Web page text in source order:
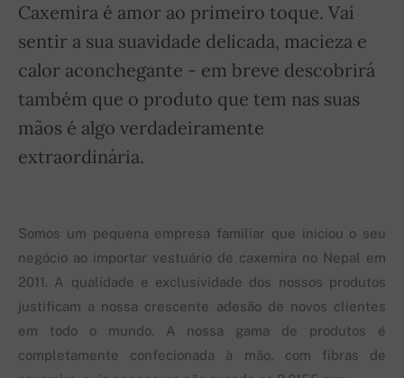
Caxemira é amor ao primeiro toque. Vai
sentir a sua suavidade delicada, macieza e
calor aconchegante - em breve descobrirá
também que o produto que tem nas suas
mãos é algo verdadeiramente
extraordinária.
Somos um pequena empresa familiar que iniciou o seu
negócio ao importar vestuário de caxemira no Nepal em
2011. A qualidade e exclusividade dos nossos produtos
justificam a nossa crescente adesão de novos clientes
em todo o mundo. A nossa gama de produtos é
completamente confecionada à mão, com fibras de